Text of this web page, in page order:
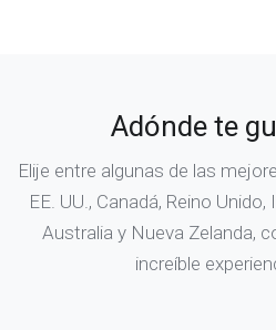
Adónde te
Elije entre algunas de las
EE. UU., Canadá, Reino
Australia y Nueva Zelanda,
increíble